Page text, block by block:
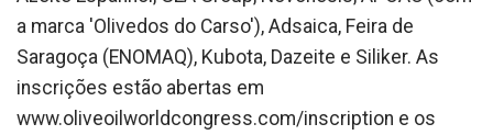
a marca 'Olivedos do Carso'), Adsaica, Feira de
Saragoça (ENOMAQ), Kubota, Dazeite e Siliker. As
inscrições estão abertas em
www.oliveoilworldcongress.com/inscription e os